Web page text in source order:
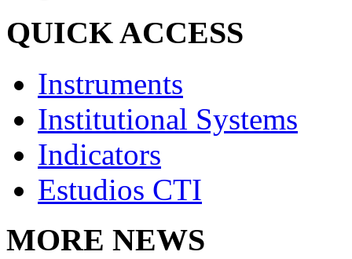
QUICKACCESS
Instruments
Institutional Systems
Indicators
Estudios CTI
MORE NEWS